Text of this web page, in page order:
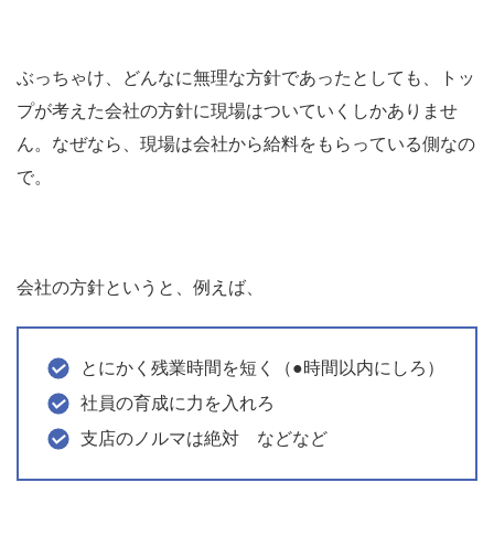
ぶっちゃけ、どんなに無理な方針であったとしても、トッ
プが考えた会社の方針に現場はついていくしかありませ
ん。なぜなら、現場は会社から給料をもらっている側なの
で。
会社の方針というと、例えば、
とにかく残業時間を短く（●時間以内にしろ）
社員の育成に力を入れろ
支店のノルマは絶対 などなど